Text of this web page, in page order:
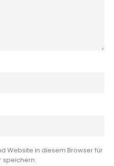
Website in diesem Browser für
speichern.